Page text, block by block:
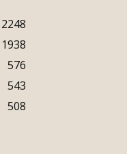
1938
576
543
508